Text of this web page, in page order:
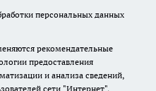
персональных данных
рекомендательные
предоставления
и анализа сведений,
сети "Интернет",